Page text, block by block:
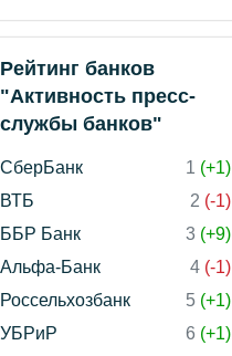
Рейтинг банков
"Активность пресс-
службы банков"
СберБанк 1 (+1)
ВТБ
2 (-1)
ББР Банк
3 (+9)
Альфа-Банк
4 (-1)
Россельхозбанк
5 (+1)
УБРиР
6 (+1)